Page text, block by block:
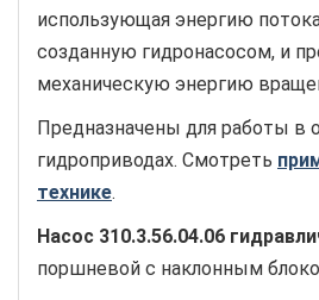
использующая энергию
созданную гидронасосом, и
механическую энергию
Предназначены для работы в
гидроприводах. Смотреть
технике.
Насос 310.3.56.04.06
поршневой с наклонным